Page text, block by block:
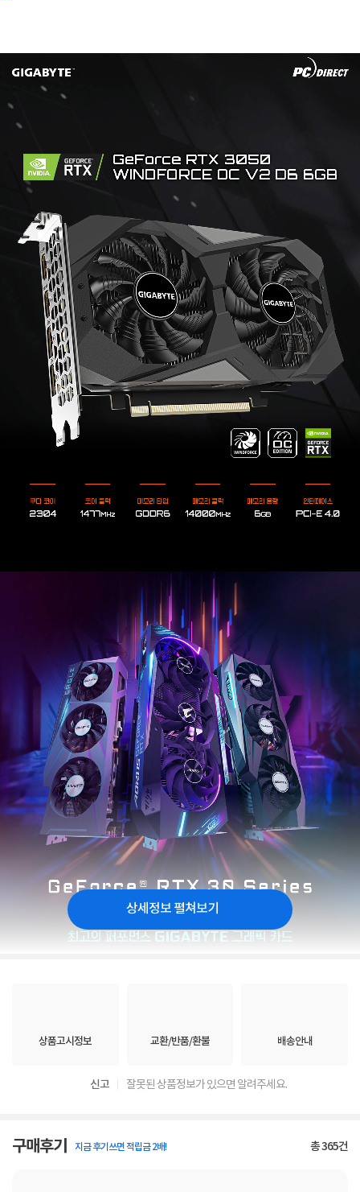
상세정보 펼쳐보기
상품고시정보 교환/반품/환불 배송안내
신고 잘못된 상품정보가 있으면 알려주세요.
구매후기 지금 후기쓰면 적립금 2배! 총365건